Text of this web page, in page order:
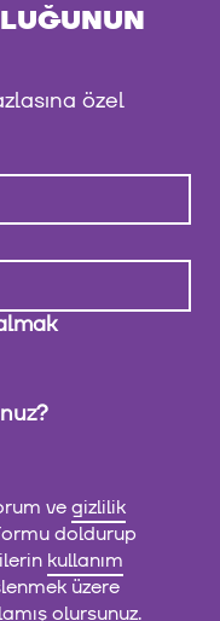
özel
vegizlilik
doldurup
kullanım
üzere
olursunuz.